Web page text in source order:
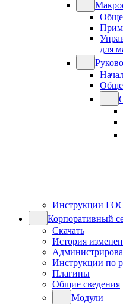
для
Инструкции
Корпоративный
Скачать
История
Инструкции по
Плагины
Общие сведения
Модули